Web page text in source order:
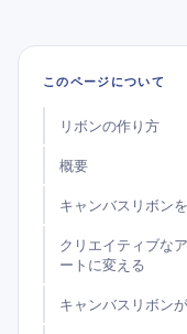
このページについて
リボンの作り方
概要
キャンバスリボン
クリエイティブな
ートに変える
キャンバスリボン